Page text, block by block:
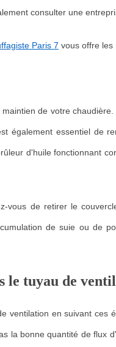
consulter une
Paris 7 vous offre les
de votre
également essentiel de
d'huile fonctionnant
vous de retirer le
de suie ou de
le tuyau de
ventilation en suivant ces
la bonne quantité de flux